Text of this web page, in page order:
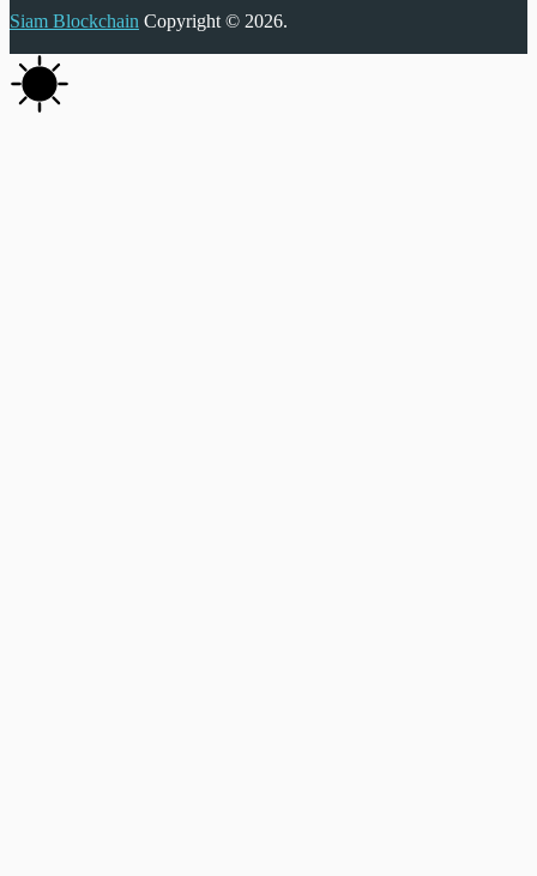
Siam Blockchain Copyright © 2026.